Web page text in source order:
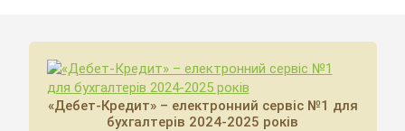
«Дебет-Кредит» – електронний сервіс №1 для
бухгалтерів 2024-2025 років